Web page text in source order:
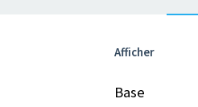
Afficher
Base